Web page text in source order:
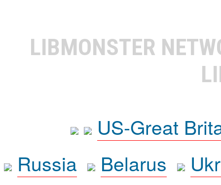
LIBMONSTER
US-Great
Russia
Belarus